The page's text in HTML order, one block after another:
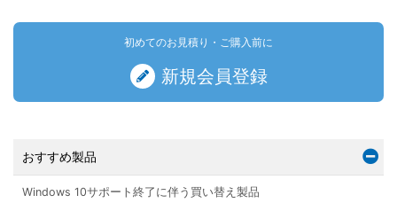
初めてのお見積り・ご購入前に
新規会員登録
おすすめ製品
Windows 10サポート終了に伴う買い替え製品